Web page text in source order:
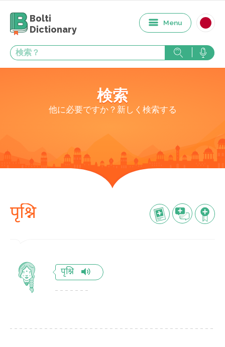
Bolti
Dictionary
Menu
検索
他に必要ですか？新しく検索する
पृश्नि
पृश्नि